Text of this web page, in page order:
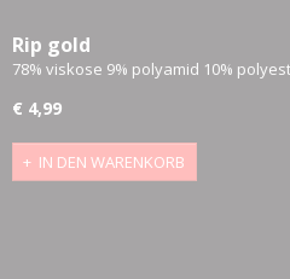
Rip gold
78% viskose 9% polyamid 10%
€ 4,99
IN DEN WARENKORB